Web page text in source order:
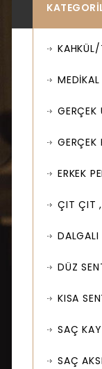
KAHKÜL/
MEDİKAL
GERÇEK
GERÇEK
ERKEK
ÇIT ÇIT
DALGALI
DÜZ
KISA
SAÇ
SAÇ